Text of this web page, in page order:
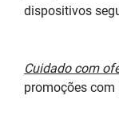
dispositivos
Cuidado com
promoções